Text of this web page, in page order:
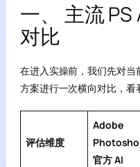
一、 主流
对比
在进入实操前，我们先对当
方案进行一次横向对比，看
评估维度
Adobe
官方 AI